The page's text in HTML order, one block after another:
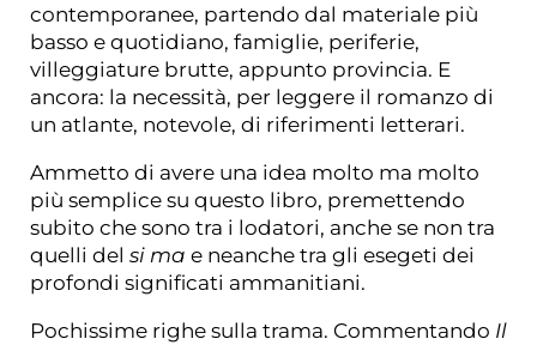
contemporanee, partendo dal materiale più
basso e quotidiano, famiglie, periferie,
villeggiature brutte, appunto provincia. E
ancora: la necessità, per leggere il romanzo di
un atlante, notevole, di riferimenti letterari.
Ammetto di avere una idea molto ma molto
più semplice su questo libro, premettendo
subito che sono tra i lodatori, anche se non tra
quelli del si ma e neanche tra gli esegeti dei
profondi significati ammanitiani.
Pochissime righe sulla trama. Commentando Il